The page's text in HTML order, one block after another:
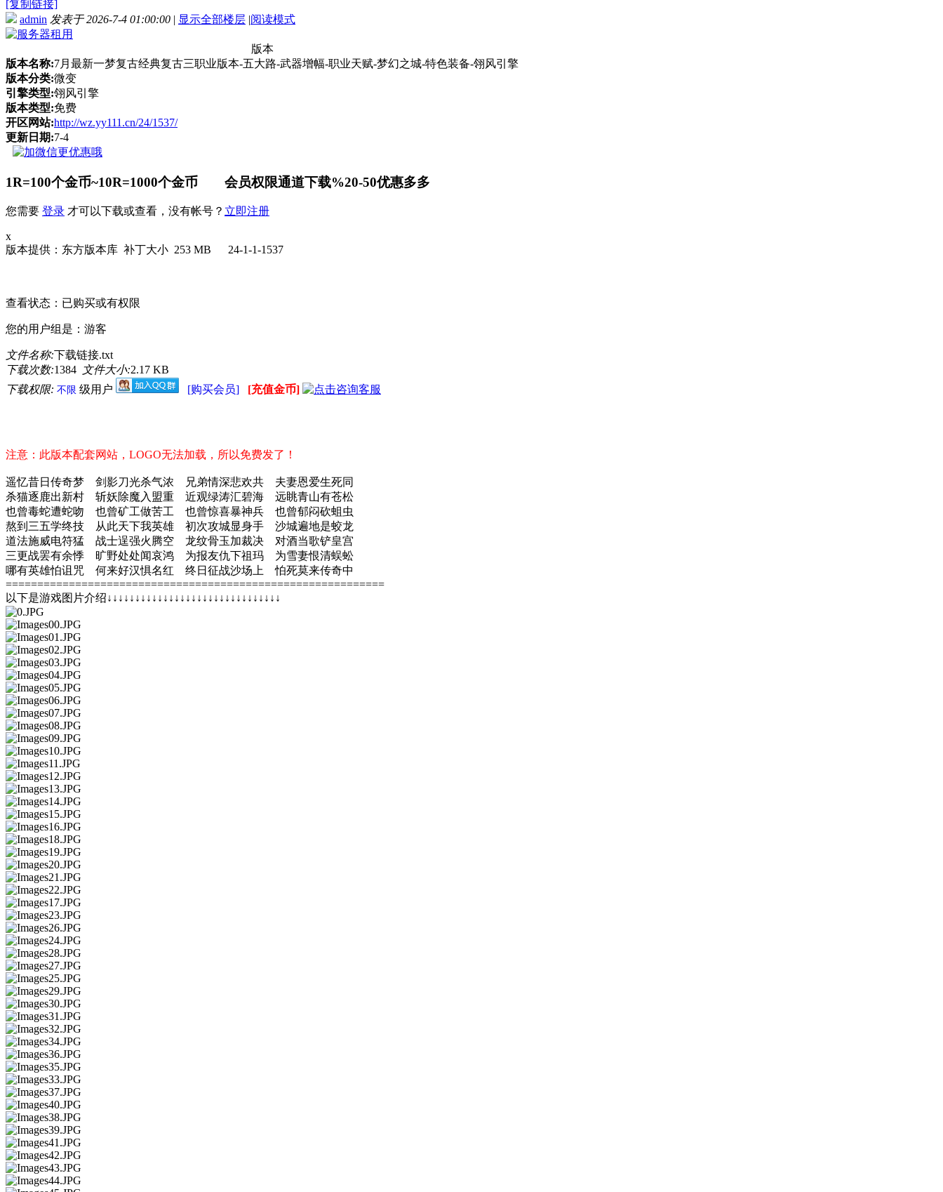
[复制链接]
admin 发表于 2026-7-4 01:00:00 | 显示全部楼层 |阅读模式
版本
版本名称:7月最新一梦复古经典复古三职业版本-五大路-武器增幅-职业天赋-梦幻之城-特色装备-翎风引擎
版本分类:微变
引擎类型:翎风引擎
版本类型:免费
开区网站:http://wz.yy111.cn/24/1537/
更新日期:7-4
1R=100个金币~10R=1000个金币 会员权限通道下载%20-50优惠多多
您需要 登录 才可以下载或查看，没有帐号？ 立即注册
x
版本提供：东方版本库 补丁大小 253 MB 24-1-1-1537
查看状态：已购买或有权限
您的用户组是：游客
文件名称:下载链接.txt
下载次数:1384 文件大小:2.17 KB
下载权限: 不限 级用户 [购买会员] [充值金币]
注意：此版本配套网站，LOGO无法加载，所以免费发了！
遥忆昔日传奇梦 剑影刀光杀气浓 兄弟情深悲欢共 夫妻恩爱生死同
杀猫逐鹿出新村 斩妖除魔入盟重 近观绿涛汇碧海 远眺青山有苍松
也曾毒蛇遭蛇吻 也曾矿工做苦工 也曾惊喜暴神兵 也曾郁闷砍蛆虫
熬到三五学终技 从此天下我英雄 初次攻城显身手 沙城遍地是蛟龙
道法施威电符猛 战士逞强火腾空 龙纹骨玉加裁决 对酒当歌铲皇宫
三更战罢有余悸 旷野处处闻哀鸿 为报友仇下祖玛 为雪妻恨清蜈蚣
哪有英雄怕诅咒 何来好汉惧名红 终日征战沙场上 怕死莫来传奇中
============================================================
以下是游戏图片介绍↓↓↓↓↓↓↓↓↓↓↓↓↓↓↓↓↓↓↓↓↓↓↓↓↓↓↓↓↓↓↓